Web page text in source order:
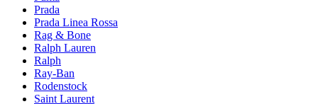
Prada
Prada Linea Rossa
Rag & Bone
Ralph Lauren
Ralph
Ray-Ban
Rodenstock
Saint Laurent